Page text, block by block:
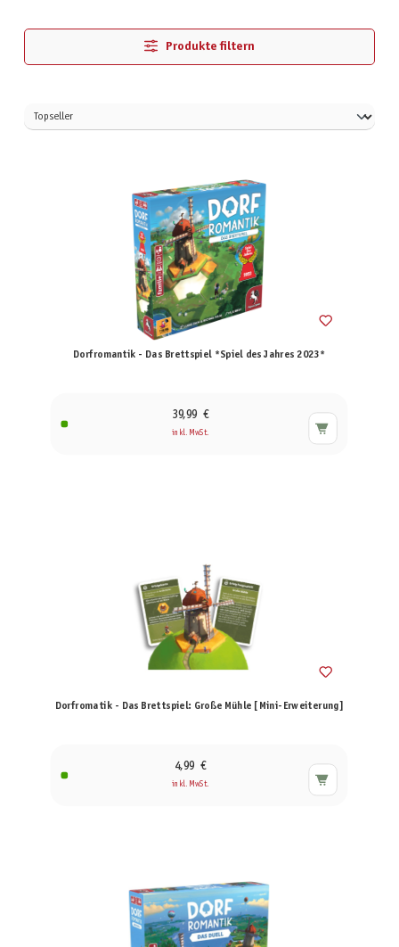
Produkte filtern
Dorfromantik - Das Brettspiel *Spiel des Jahres 2023*
39,99 €
inkl. MwSt.
Dorfromatik - Das Brettspiel: Große Mühle [Mini-Erweiterung]
4,99 €
inkl. MwSt.